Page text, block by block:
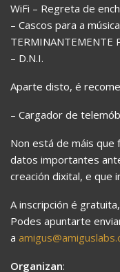
WiFi – Regreta de
– Cascos para a
TERMINANTEMENTE
– D.N.I.
Aparte disto, é
– Cargador de
Non está de máis que
datos importantes
creación dixital, e que
A inscripción é
Podes apuntarte
a
Organizan: